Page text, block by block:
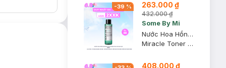
-39 % 263.000 ₫
432.000 ₫
Some By Mi
Nước Hoa Hồng Some By Mi AHA-BHA-PHA Cho Da Mụn 150ml
Miracle Toner AHA-BHA-PHA 30 Days
408.000 ₫